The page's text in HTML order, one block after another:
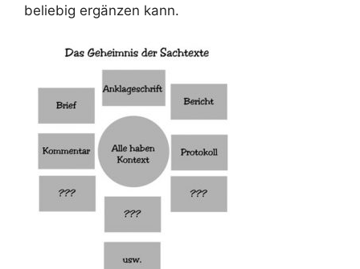
beliebig ergänzen kann.